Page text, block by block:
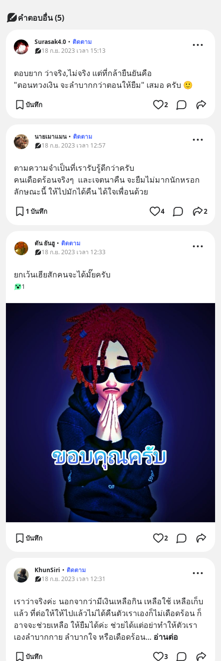
คำตอบอื่น(5)
Surasak4.0 • ติดตาม
18 ก.ย. 2023 เวลา 15:13
ตอบยาก ว่าจริง,ไม่จริง แต่ที่กล้ายืนยันคือ
"ตอนทวงเงิน จะลำบากกว่าตอนให้ยืม" เสมอ ครับ 🙂
บันทึก 2
นายเมาแมน • ติดตาม
18 ก.ย. 2023 เวลา 12:57
ตามความจำเป็นที่เรารับรู้ดีกว่าครับ
คนเดือดร้อนจริงๆ  และเจตนาคืน จะยืมไม่มากนักหรอก
ลักษณะนี้ ให้ไปมักได้คืน ได้ใจเพื่อนด้วย
1 บันทึก 4 2
ตัน ยันฮู • ติดตาม
18 ก.ย. 2023 เวลา 12:33
ยกเว้นเฮียสักคนจะได้มั๊ยครับ
1
บันทึก 2
KhunSiri • ติดตาม
18 ก.ย. 2023 เวลา 12:31
เราว่าจริงค่ะ นอกจากว่ามีเงินเหลือกิน เหลือใช้ เหลือเก็บ
แล้ว ที่ต่อให้ให้ไปแล้วไม่ได้คืนตัวเราเองก็ไม่เดือดร้อน ก็
อาจจะช่วยเหลือ ให้ยืมได้ค่ะ ช่วยได้แต่อย่าทำให้ตัวเรา
เองลำบากกาย ลำบากใจ หรือเดือดร้อน... อ่านต่อ
บันทึก 3